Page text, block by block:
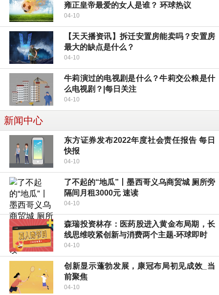
雍正皇帝最爱的女人是谁？ 环球热议
04-10
【天天播资讯】拆迁安置房能卖吗？安置房
最大的缺点是什么？
04-10
牛莉演过的电视剧是什么？牛莉交公粮是什
么电视剧？|每日关注
04-10
新闻中心
东方证券发布2022年度社会责任报告 每日
快报
04-10
了不起的“地瓜”丨墨西哥义乌商贸城 厕所旁
隔间月租3000元 速读
04-10
森瑞投资林存：医药股进入黄金布局期，长
线思维咬紧创新与消费两个主题-环球即时
04-10
创新显示蓬勃发展，康冠布局初见成效_当
前聚焦
04-10